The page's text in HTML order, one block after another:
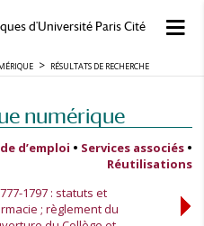
d'Université Paris Cité
RÉSULTATS DE RECHERCHE
numérique
d’emploi • Services associés •
Réutilisations
1797 : statuts et
; règlement du